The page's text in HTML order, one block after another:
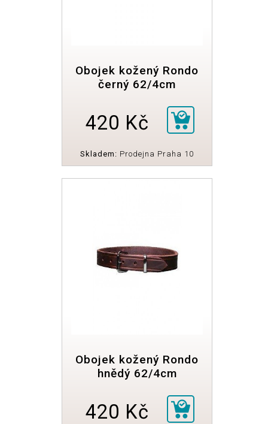
Obojek kožený Rondo
černý 62/4cm
420 Kč
Skladem: Prodejna Praha 10
Obojek kožený Rondo
hnědý 62/4cm
420 Kč